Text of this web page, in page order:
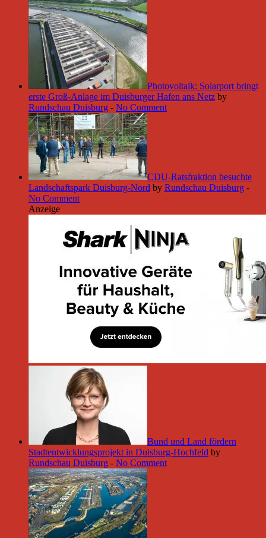
Photovoltaik: Solarport bringt
erste Groß-Anlage im Duisburger Hafen ans Netz by
Rundschau Duisburg - No Comment
CDU-Ratsfraktion besuchte
Landschaftspark Duisburg-Nord by Rundschau Duisburg -
No Comment
Anzeige
Bund und Land fördern
Stadtentwicklungsprojekt in Duisburg-Hochfeld by
Rundschau Duisburg - No Comment